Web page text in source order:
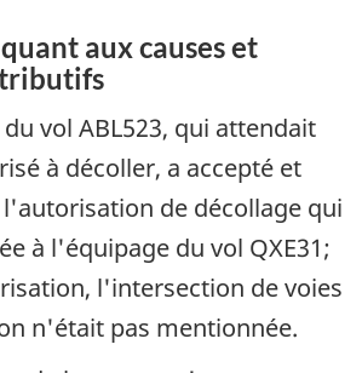
aux causes et
vol ABL523, qui attendait
à décoller, a accepté et
de décollage qui
à l'équipage du vol QXE31;
l'intersection de voies
n'était pas mentionnée.